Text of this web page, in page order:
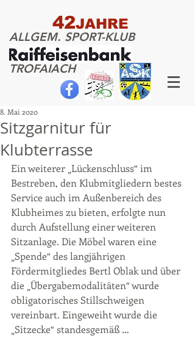
42JAHRE
ALLGEM. SPORT-KLUB
TROFAIACH
Sitzgarnitur für
Klubterrasse
8. Mai 2020
Ein weiterer „Lückenschluss“ im
Bestreben, den Klubmitgliedern bestes
Service auch im Außenbereich des
Klubheimes zu bieten, erfolgte nun
durch Aufstellung einer weiteren
Sitzanlage. Die Möbel waren eine
„Spende“ des langjährigen
Fördermitgliedes Bertl Oblak und über
die „Übergabemodalitäten“ wurde
obligatorisches Stillschweigen
vereinbart. Eingeweiht wurde die
„Sitzecke“ standesgemäß …